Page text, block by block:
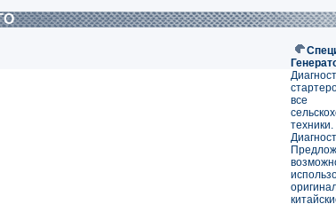
все
техники.